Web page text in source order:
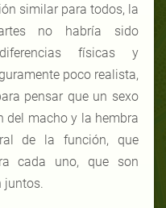
similar para todos, la
no habría sido
físicas y
poco realista,
pensar que un sexo
del macho y la hembra
de la función, que
cada uno, que son
juntos.